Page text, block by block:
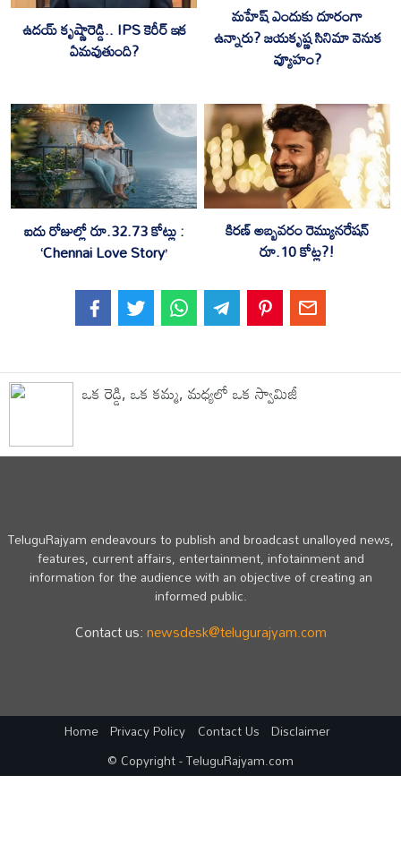
ఉదయ్ కృష్ణారెడ్డి.. IPS కెరీర్ ఇక
ఏమవుతుంది?
మహేష్ ఎందుకు దూరంగా
ఉన్నారు? జయకృష్ణ సినిమా వెనుక
వ్యూహం?
ఐదు రోజుల్లో రూ.32.73 కోట్లు :
‘Chennai Love Story’
కిరణ్ అబ్బవరం రెమ్యునరేషన్
రూ.10 కోట్ల?!
ఒక రెడ్డి, ఒక కమ్మ, మధ్యలో ఒక స్వామిజీ
TeluguRajyam endeavours to publish and broadcast unalloyed news,
features, current affairs, entertainment, infotainment and
information for the audience with an objective of creating an
informed public.
Contact us:newsdesk@telugurajyam.com
Home Privacy Policy Contact Us Disclaimer
© Copyright - TeluguRajyam.com